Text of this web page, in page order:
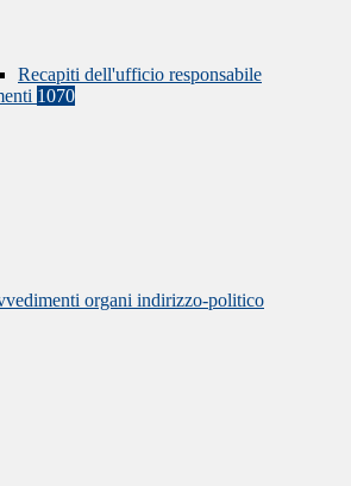
Recapiti dell'ufficio responsabile
1070
organi indirizzo-politico